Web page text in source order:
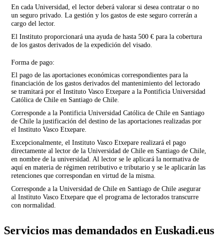
En cada Universidad, el lector deberá valorar si desea contratar o no
un seguro privado. La gestión y los gastos de este seguro correrán a
cargo del lector.
El Instituto proporcionará una ayuda de hasta 500 € para la cobertura
de los gastos derivados de la expedición del visado.
Forma de pago:
El pago de las aportaciones económicas correspondientes para la
financiación de los gastos derivados del mantenimiento del lectorado
se tramitará por el Instituto Vasco Etxepare a la Pontificia Universidad
Católica de Chile en Santiago de Chile.
Corresponde a la Pontificia Universidad Católica de Chile en Santiago
de Chile la justificación del destino de las aportaciones realizadas por
el Instituto Vasco Etxepare.
Excepcionalmente, el Instituto Vasco Etxepare realizará el pago
directamente al lector de la Universidad de Chile en Santiago de Chile,
en nombre de la universidad. Al lector se le aplicará la normativa de
aquí en materia de régimen retributivo e tributario y se le aplicarán las
retenciones que correspondan en virtud de la misma.
Corresponde a la Universidad de Chile en Santiago de Chile asegurar
al Instituto Vasco Etxepare que el programa de lectorados transcurre
con normalidad.
Servicios mas demandados en Euskadi.eus